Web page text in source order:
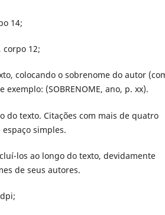
14;
12;
colocando o sobrenome do autor
(SOBRENOME, ano, p. xx).
do texto. Citações com mais de quatro
simples.
los ao longo do texto, devidamente
de seus autores.